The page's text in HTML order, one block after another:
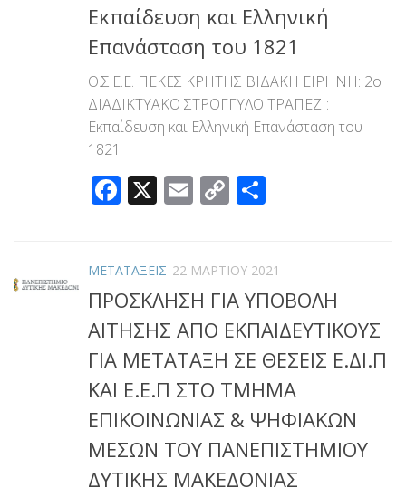
Εκπαίδευση και Ελληνική
Επανάσταση του 1821
Ο.Σ.Ε.Ε. ΠΕΚΕΣ ΚΡΗΤΗΣ ΒΙΔΑΚΗ ΕΙΡΗΝΗ: 2ο
ΔΙΑΔΙΚΤΥΑΚΟ ΣΤΡΟΓΓΥΛΟ ΤΡΑΠΕΖΙ:
Εκπαίδευση και Ελληνική Επανάσταση του
1821
Facebook
X Email
Copy
ΜΕΤΑΤΑΞΕΙΣ 22 ΜΑΡΤΊΟΥ 2021
ΠΡΟΣΚΛΗΣΗ ΓΙΑ ΥΠΟΒΟΛΗ
ΑΙΤΗΣΗΣ ΑΠΟ ΕΚΠΑΙΔΕΥΤΙΚΟΥΣ
ΓΙΑ ΜΕΤΑΤΑΞΗ ΣΕ ΘΕΣΕΙΣ Ε.ΔΙ.Π
ΚΑΙ Ε.Ε.Π ΣΤΟ ΤΜΗΜΑ
ΕΠΙΚΟΙΝΩΝΙΑΣ & ΨΗΦΙΑΚΩΝ
ΜΕΣΩΝ ΤΟΥ ΠΑΝΕΠΙΣΤΗΜΙΟΥ
ΔΥΤΙΚΗΣ ΜΑΚΕΔΟΝΙΑΣ